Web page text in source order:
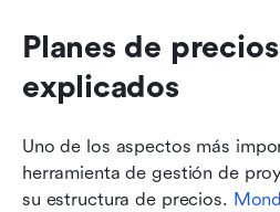
Planes de
explicados
Uno de los aspectos más
herramienta de gestión de
su estructura de precios.